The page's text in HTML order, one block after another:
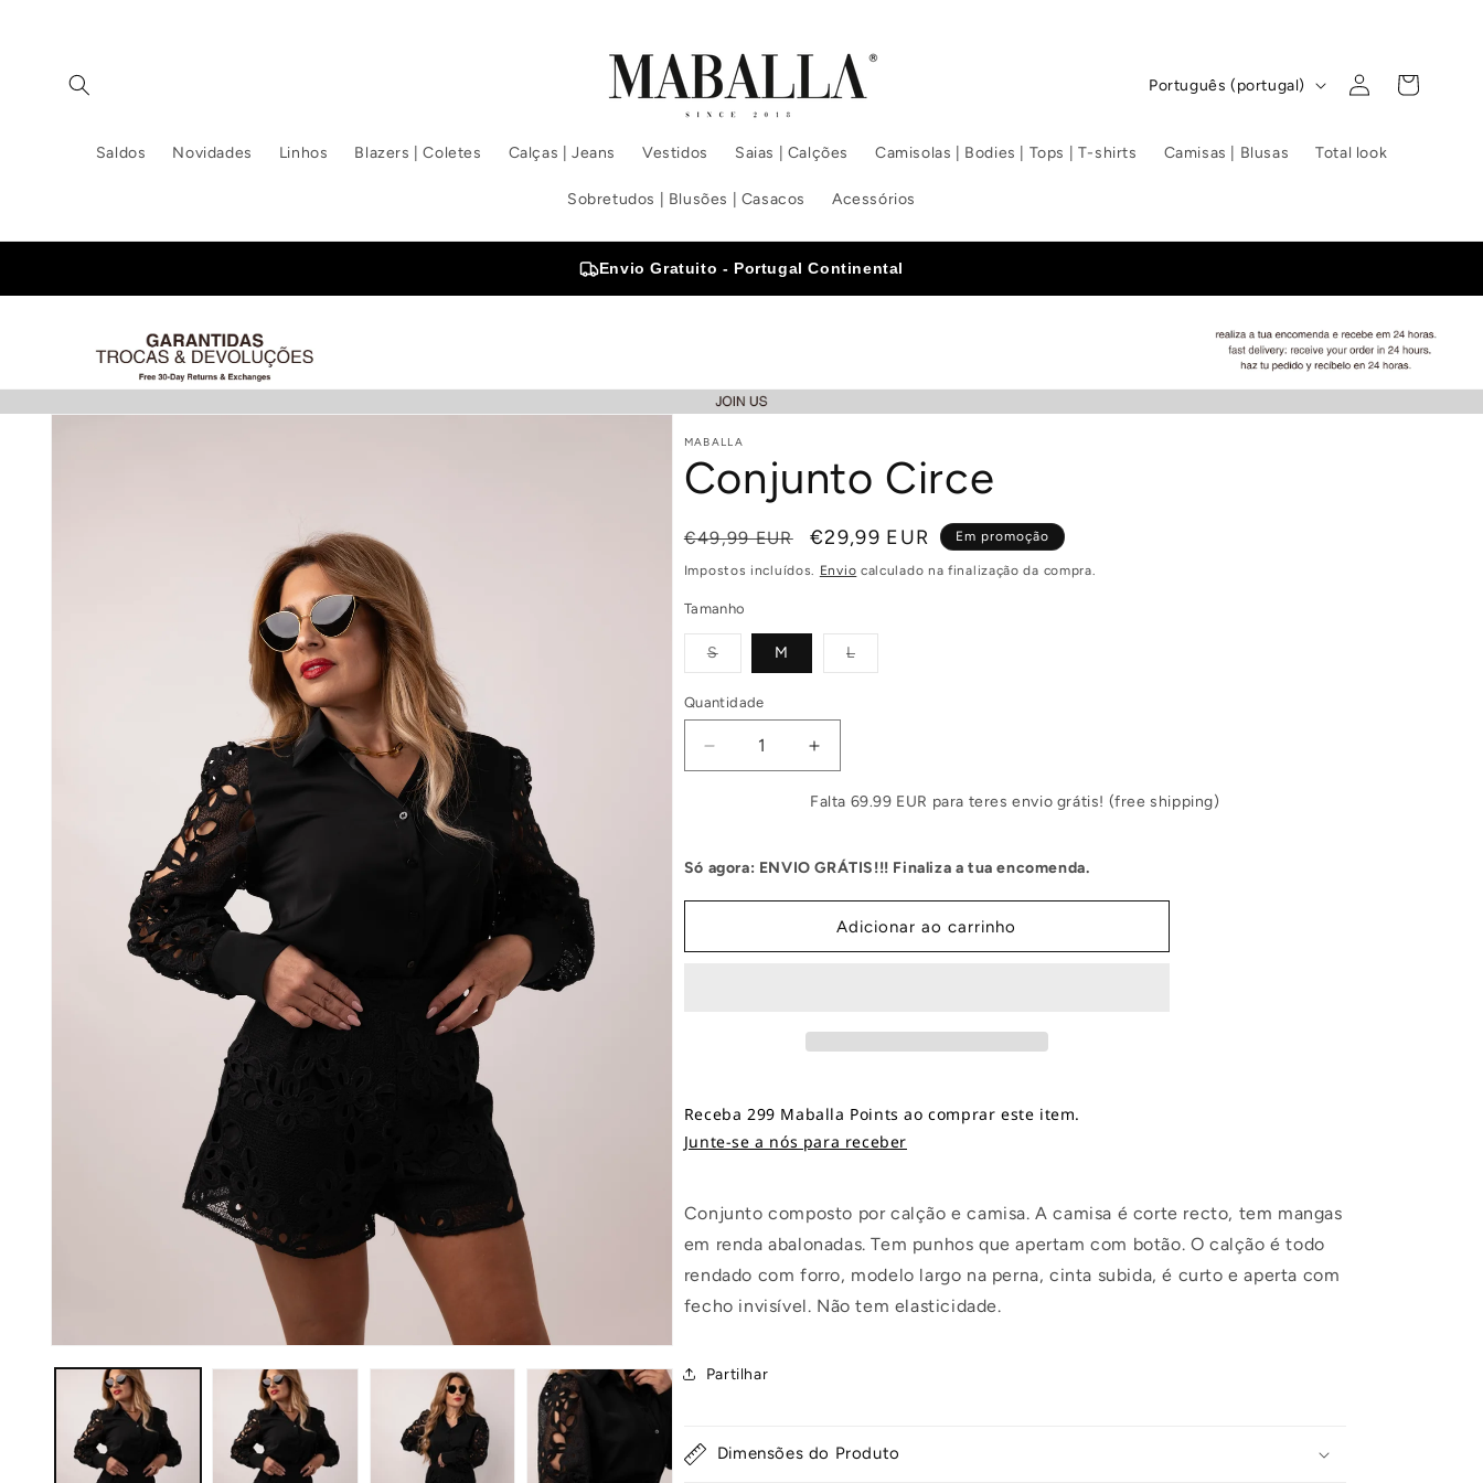
Saldos Novidades Linhos Blazers | Coletes Calças | Jeans Vestidos Saias | Calções Camisolas | Bodies | Tops | T-shirts Camisas | Blusas Total look
Sobretudos | Blusões | Casacos Acessórios
i
a
Português (portugal)
Iniciar
sessão
Carrinho
Envio Gratuito - Portugal Continental
Saltar para
MABALLA
Conjunto Circe
Preço
normal
€49,99 EUR
Preço
de
€29,99 EUR Em promoção
Impostos incluídos. Envio calculado na finalização da compra.
Tamanho
SVariante
indisponível
M LVariante
Quantidade
Diminuir
a
Circe
Aumentar
a
quantidade
Circe
Falta 69.99 EUR para teres envio grátis! (free shipping)
Só agora: ENVIO GRÁTIS!!! Finaliza a tua encomenda.
Adicionar ao carrinho
Receba 299 Maballa Points ao comprar este item.
Junte-se a nós para receber
Conjunto composto por calção e camisa. A camisa é corte recto, tem mangas
em renda abalonadas. Tem punhos que apertam com botão. O calção é todo
rendado com forro, modelo largo na perna, cinta subida, é curto e aperta com
fecho invisível. Não tem elasticidade.
Partilhar
Dimensões do Produto